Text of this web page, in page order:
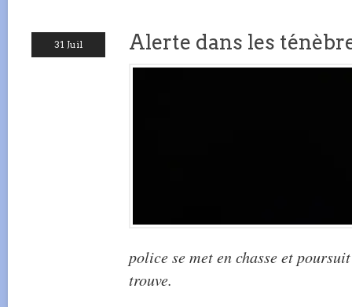
31 Juil Alerte dans les
police se met en chasse et
trouve.